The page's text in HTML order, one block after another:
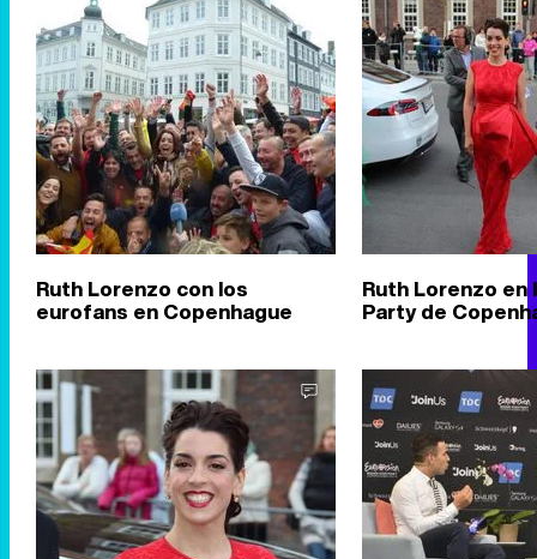
Ruth Lorenzo con los
eurofans en Copenhague
Ruth Lorenzo en
Party de